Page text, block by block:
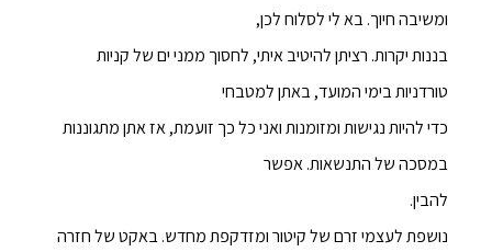
ומשיבה חיוך. בא לי לסלוח לכן,
בננות יקרות. רציתן להיטיב איתי, לחסוך ממני ים של קניות
טורדניות בימי המועד, באתן למטבחי
כדי להיות נגישות ומזומנות ואני כל כך זועמת, אז אתן מתגוננות
במסכה של התנשאות. אפשר
להבין.
נושפת לעצמי זרם של קיטור ומזדקפת מחדש. באקט של חזרה